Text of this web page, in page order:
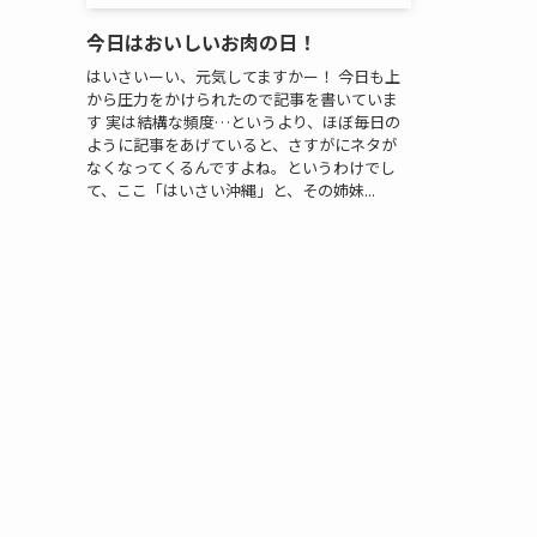
今日はおいしいお肉の日！
はいさいーい、元気してますかー！ 今日も上
から圧力をかけられたので記事を書いていま
す 実は結構な頻度…というより、ほぼ毎日の
ように記事をあげていると、さすがにネタが
なくなってくるんですよね。というわけでし
て、ここ「はいさい沖縄」と、その姉妹...